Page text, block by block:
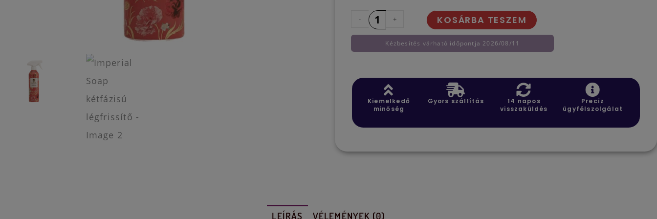
- + KOSÁRBA TESZEM
Kézbesítés várható időpontja 2026/08/11
Kiemelkedő
minőség
Gyors szállítás
14 napos
visszaküldés
Precíz
ügyfélszolgálat
LEÍRÁS VÉLEMÉNYEK (0)